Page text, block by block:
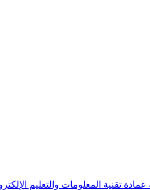
تقنية المعلومات والتعليم